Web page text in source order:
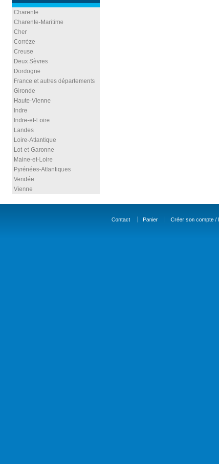
Charente
Charente-Maritime
Cher
Corrèze
Creuse
Deux Sèvres
Dordogne
France et autres départements
Gironde
Haute-Vienne
Indre
Indre-et-Loire
Landes
Loire-Atlantique
Lot-et-Garonne
Maine-et-Loire
Pyrénées-Atlantiques
Vendée
Vienne
Contact Panier Créer son compte /